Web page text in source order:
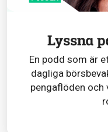
Lyssna
En podd som är
dagliga
pengaflöden och